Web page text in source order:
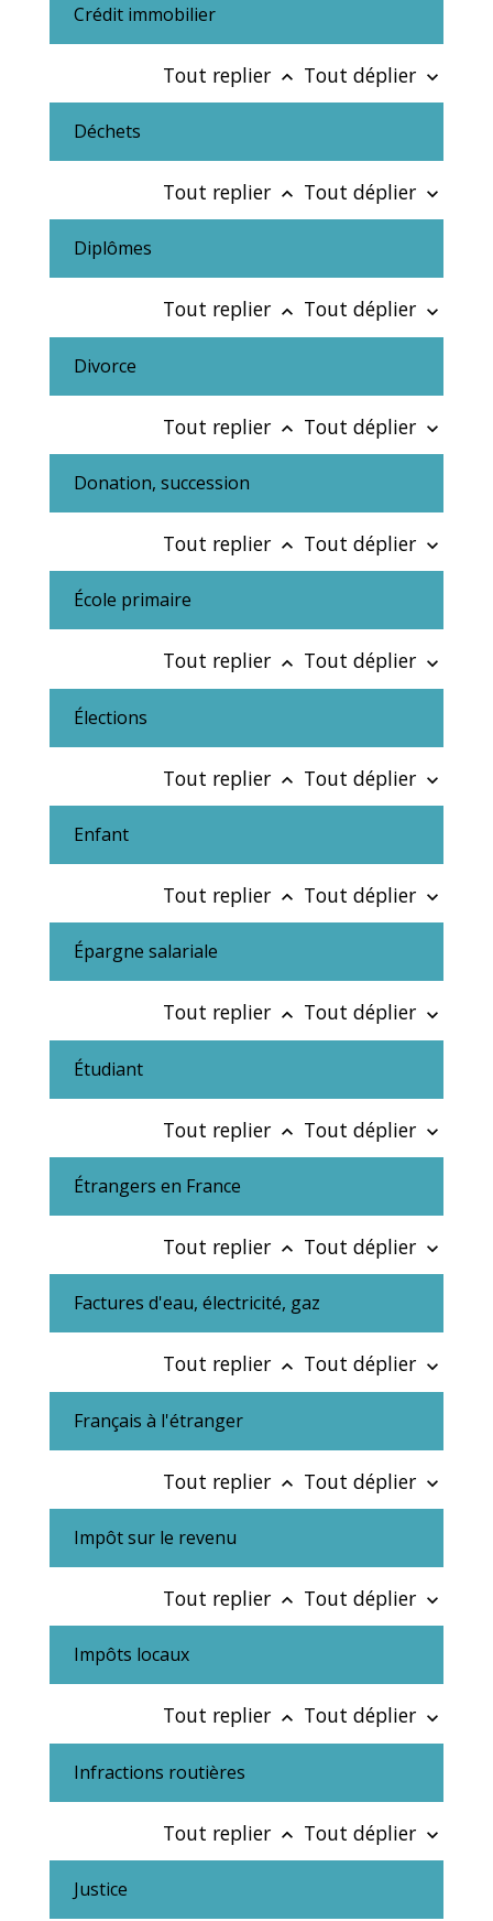
Crédit immobilier
Tout replier keyboard_arrow_up Tout déplier keyboard_arrow_down
Déchets
Tout replier keyboard_arrow_up Tout déplier keyboard_arrow_down
Diplômes
Tout replier keyboard_arrow_up Tout déplier keyboard_arrow_down
Divorce
Tout replier keyboard_arrow_up Tout déplier keyboard_arrow_down
Donation, succession
Tout replier keyboard_arrow_up Tout déplier keyboard_arrow_down
École primaire
Tout replier keyboard_arrow_up Tout déplier keyboard_arrow_down
Élections
Tout replier keyboard_arrow_up Tout déplier keyboard_arrow_down
Enfant
Tout replier keyboard_arrow_up Tout déplier keyboard_arrow_down
Épargne salariale
Tout replier keyboard_arrow_up Tout déplier keyboard_arrow_down
Étudiant
Tout replier keyboard_arrow_up Tout déplier keyboard_arrow_down
Étrangers en France
Tout replier keyboard_arrow_up Tout déplier keyboard_arrow_down
Factures d'eau, électricité, gaz
Tout replier keyboard_arrow_up Tout déplier keyboard_arrow_down
Français à l'étranger
Tout replier keyboard_arrow_up Tout déplier keyboard_arrow_down
Impôt sur le revenu
Tout replier keyboard_arrow_up Tout déplier keyboard_arrow_down
Impôts locaux
Tout replier keyboard_arrow_up Tout déplier keyboard_arrow_down
Infractions routières
Tout replier keyboard_arrow_up Tout déplier keyboard_arrow_down
Justice